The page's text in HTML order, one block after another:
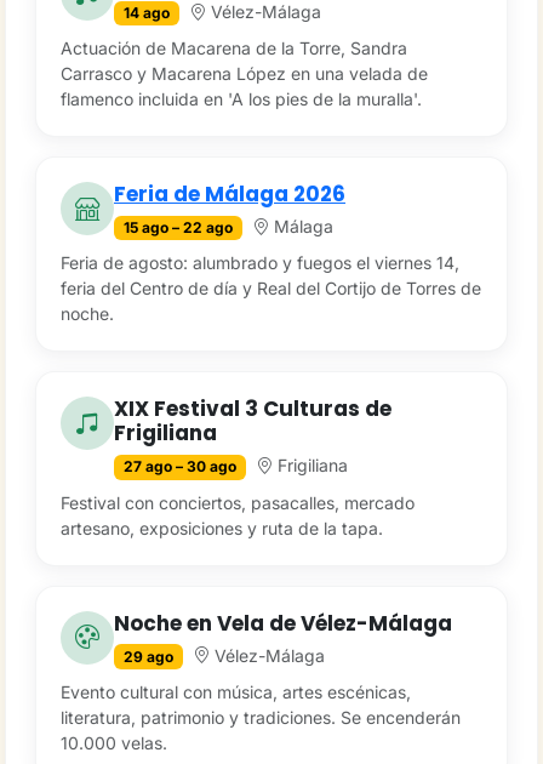
14 ago
Vélez-Málaga
Actuación de Macarena de la Torre, Sandra
Carrasco y Macarena López en una velada de
flamenco incluida en 'A los pies de la muralla'.
Feria de Málaga 2026
15 ago – 22 ago
Málaga
Feria de agosto: alumbrado y fuegos el viernes 14,
feria del Centro de día y Real del Cortijo de Torres de
noche.
XIX Festival 3 Culturas de
Frigiliana
27 ago – 30 ago
Frigiliana
Festival con conciertos, pasacalles, mercado
artesano, exposiciones y ruta de la tapa.
Noche en Vela de Vélez-Málaga
29 ago
Vélez-Málaga
Evento cultural con música, artes escénicas,
literatura, patrimonio y tradiciones. Se encenderán
10.000 velas.